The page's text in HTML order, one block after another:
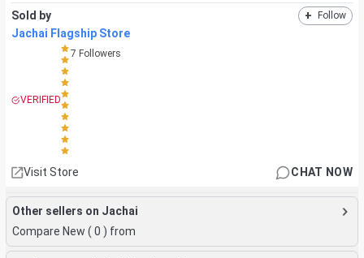
Sold by + Follow
Jachai Flagship Store
VERIFIED
7 Followers
Visit Store CHAT NOW
Other sellers on Jachai
Compare New ( 0 ) from